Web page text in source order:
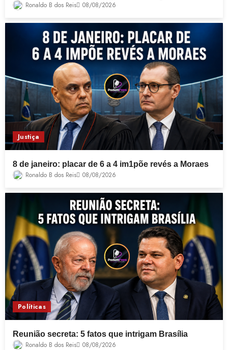
Ronaldo B dos Reis 08/08/2026
Justiça
8 de janeiro: placar de 6 a 4 im1põe revés a Moraes
Ronaldo B dos Reis 08/08/2026
Políticas
Reunião secreta: 5 fatos que intrigam Brasília
Ronaldo B dos Reis 08/08/2026